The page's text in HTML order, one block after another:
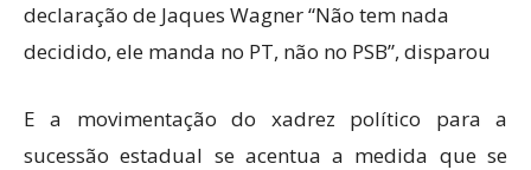
declaração de Jaques Wagner “Não tem nada
decidido, ele manda no PT, não no PSB”, disparou
E a movimentação do xadrez político para a
sucessão estadual se acentua a medida que se